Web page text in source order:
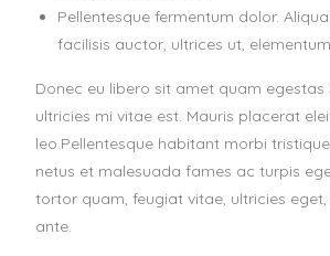
Pellentesque fermentum dolor.
facilisis auctor, ultrices ut,
Donec eu libero sit amet quam egestas
ultricies mi vitae est. Mauris placerat
leo.Pellentesque habitant morbi
netus et malesuada fames ac turpis
tortor quam, feugiat vitae, ultricies
ante.